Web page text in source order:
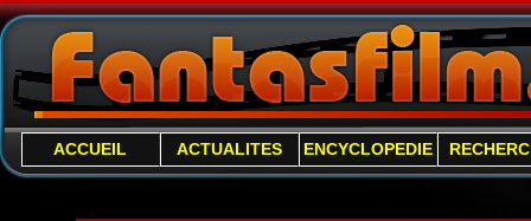
ACCUEIL ACTUALITES ENCYCLOPEDIE